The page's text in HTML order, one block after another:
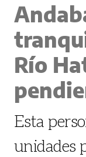
Río
Esta
unidades